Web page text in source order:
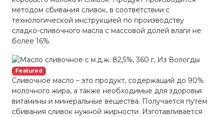
методом сбивания сливок, в соответствии с
технологической инструкцией по производству
сладко-сливочного масла с массовой долей влаги не
более 16%.
Featured
Сливочное масло – это продукт, содержащий до 90%
молочного жира, а также необходимые для здоровья
витамины и минеральные вещества. Получается путем
сбивания сливок нужной жирности. Изготавливается